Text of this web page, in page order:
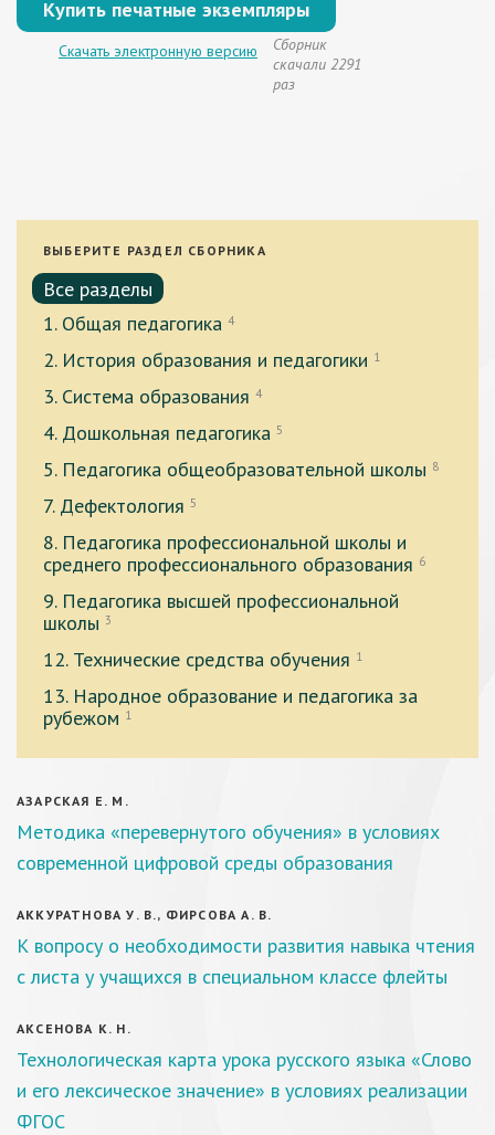
Купить печатные экземпляры
Скачать электронную версию
Сборник
скачали 2291
раз
ВЫБЕРИТЕ РАЗДЕЛ СБОРНИКА
Все разделы
1. Общая педагогика 4
2. История образования и педагогики 1
3. Система образования 4
4. Дошкольная педагогика 5
5. Педагогика общеобразовательной школы 8
7. Дефектология 5
8. Педагогика профессиональной школы и
среднего профессионального образования 6
9. Педагогика высшей профессиональной
школы 3
12. Технические средства обучения 1
13. Народное образование и педагогика за
рубежом 1
АЗАРСКАЯ Е. М.
Методика «перевернутого обучения» в условиях
современной цифровой среды образования
АККУРАТНОВА У. В., ФИРСОВА А. В.
К вопросу о необходимости развития навыка чтения
с листа у учащихся в специальном классе флейты
АКСЕНОВА К. Н.
Технологическая карта урока русского языка «Слово
и его лексическое значение» в условиях реализации
ФГОС